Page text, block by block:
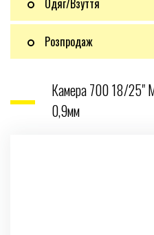
Одяг/Взуття
Розпродаж
Камера 700 18/25"
0,9мм